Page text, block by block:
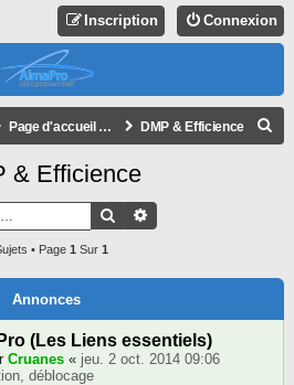
Connexion
Inscription
Page d'accueil du forum DMP & Efficience
& Efficience
Rechercher
• Page 1 Sur 1
Annonces
(Les Liens essentiels)
Cruanes « jeu. 2 oct. 2014 09:06
déblocage